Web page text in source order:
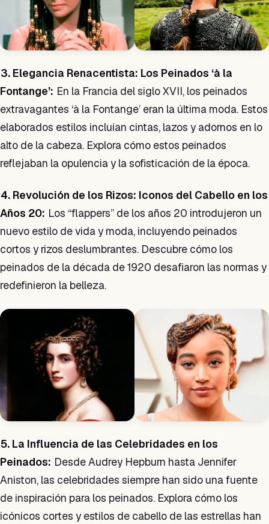
3. Elegancia Renacentista: Los Peinados ‘à la
Fontange’: En la Francia del siglo XVII, los peinados
extravagantes ‘à la Fontange’ eran la última moda. Estos
elaborados estilos incluían cintas, lazos y adornos en lo
alto de la cabeza. Explora cómo estos peinados
reflejaban la opulencia y la sofisticación de la época.
4. Revolución de los Rizos: Iconos del Cabello en los
Años 20: Los “flappers” de los años 20 introdujeron un
nuevo estilo de vida y moda, incluyendo peinados
cortos y rizos deslumbrantes. Descubre cómo los
peinados de la década de 1920 desafiaron las normas y
redefinieron la belleza.
5. La Influencia de las Celebridades en los
Peinados: Desde Audrey Hepburn hasta Jennifer
Aniston, las celebridades siempre han sido una fuente
de inspiración para los peinados. Explora cómo los
icónicos cortes y estilos de cabello de las estrellas han